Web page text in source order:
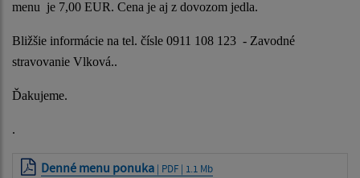
menu je 7,00 EUR. Cena je aj z dovozom jedla.
Bližšie informácie na tel. čísle 0911 108 123 - Zavodné
stravovanie Vlková..
Ďakujeme.
.
Denné menu ponuka | PDF | 1.1 Mb